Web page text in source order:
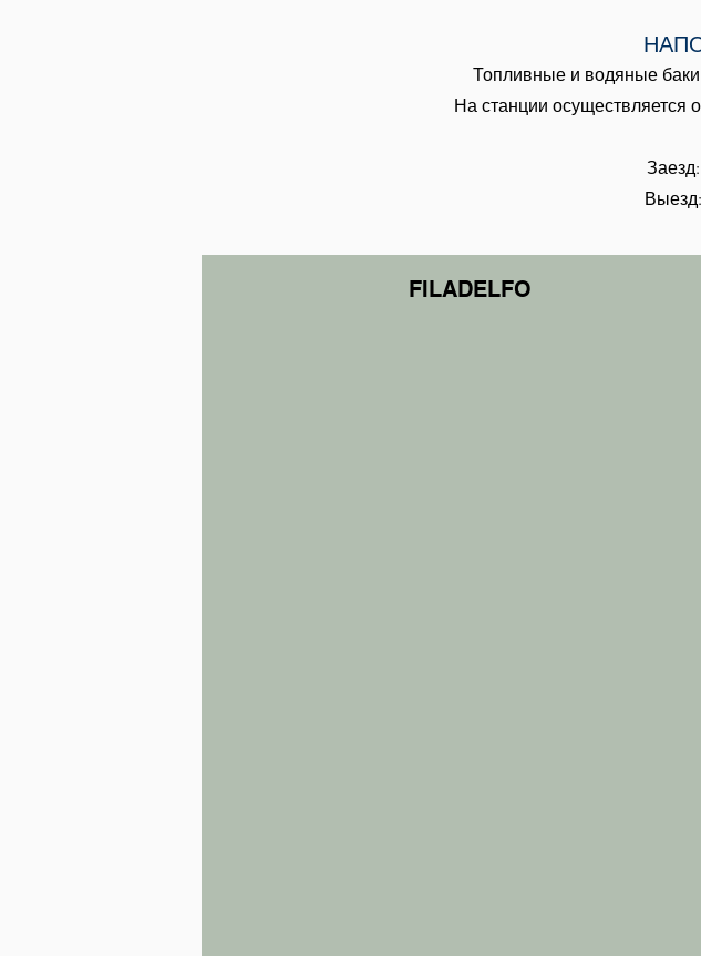
Топливные и водяные
На станции осуществляется
FILADELFO